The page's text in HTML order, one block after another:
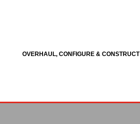
OVERHAUL, CONFIGURE & CONSTRUCT